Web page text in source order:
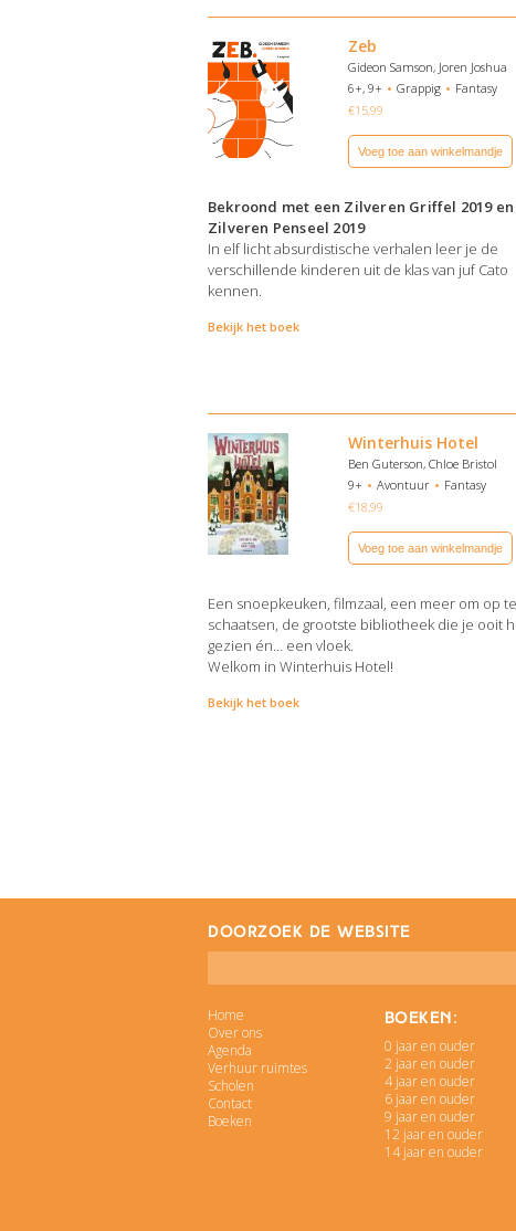
Zeb
Gideon Samson, Joren Joshua
6+, 9+
Grappig
Fantasy
€15,99
Voeg toe aan winkelmandje
Bekroond met een Zilveren Griffel 2019 en
Zilveren Penseel 2019
In elf licht absurdistische verhalen leer je de
verschillende kinderen uit de klas van juf Cato
kennen.
Bekijk het boek
Winterhuis Hotel
Ben Guterson, Chloe Bristol
9+
Avontuur
Fantasy
€18,99
Voeg toe aan winkelmandje
Een snoepkeuken, filmzaal, een meer om op te
schaatsen, de grootste bibliotheek die je ooit
gezien én… een vloek.
Welkom in Winterhuis Hotel!
Bekijk het boek
doorzoek de website
Home
Over ons
Agenda
Verhuur ruimtes
Scholen
Contact
Boeken
Boeken:
0 jaar en ouder
2 jaar en ouder
4 jaar en ouder
6 jaar en ouder
9 jaar en ouder
12 jaar en ouder
14 jaar en ouder